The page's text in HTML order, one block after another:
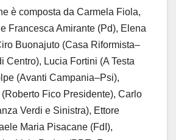
è composta da Carmela Fiola,
Francesca Amirante (Pd), Elena
Buonajuto (Casa Riformista–
Centro), Lucia Fortini (A Testa
(Avanti Campania–Psi),
(Roberto Fico Presidente), Carlo
Verdi e Sinistra), Ettore
Maria Pisacane (FdI),